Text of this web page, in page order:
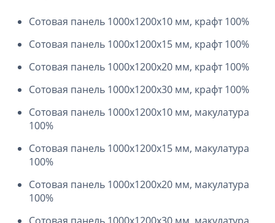
Сотовая панель 1000х1200х10 мм, крафт 100%
Сотовая панель 1000х1200х15 мм, крафт 100%
Сотовая панель 1000х1200х20 мм, крафт 100%
Сотовая панель 1000х1200х30 мм, крафт 100%
Сотовая панель 1000х1200х10 мм, макулатура
100%
Сотовая панель 1000х1200х15 мм, макулатура
100%
Сотовая панель 1000х1200х20 мм, макулатура
100%